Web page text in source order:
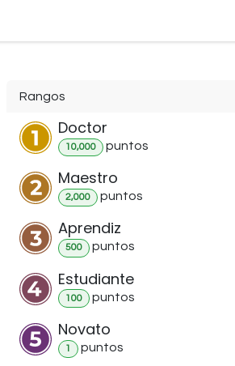
Rangos
Doctor
10,000 puntos
Maestro
2,000 puntos
Aprendiz
500 puntos
Estudiante
100 puntos
Novato
1 puntos